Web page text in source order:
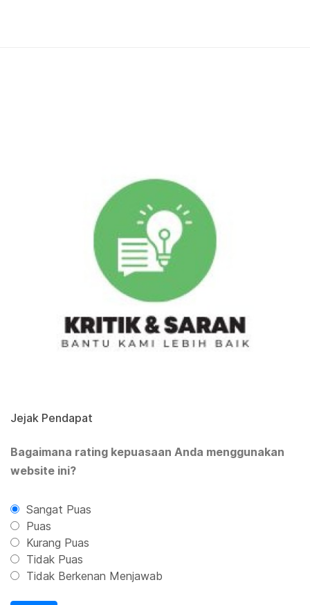
Jejak Pendapat
Bagaimana rating kepuasaan Anda menggunakan
website ini?
Sangat Puas
Puas
Kurang Puas
Tidak Puas
Tidak Berkenan Menjawab